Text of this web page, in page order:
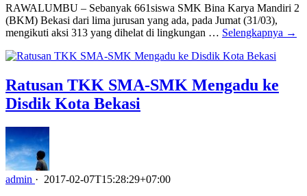
RAWALUMBU – Sebanyak 661siswa SMK Bina Karya Mandiri 2
(BKM) Bekasi dari lima jurusan yang ada, pada Jumat (31/03),
mengikuti aksi 313 yang dihelat di lingkungan … Selengkapnya →
Ratusan TKK SMA-SMK Mengadu ke
Disdik Kota Bekasi
admin · 2017-02-07T15:28:29+07:00